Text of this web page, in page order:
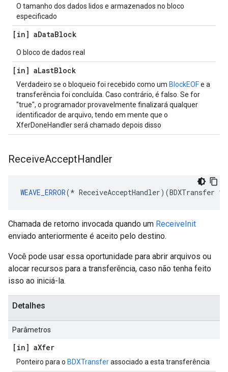
O tamanho dos dados lidos e armazenados no bloco
especificado
[in] aDataBlock
O bloco de dados real
[in] aLastBlock
Verdadeiro se o bloqueio foi recebido como um BlockEOFe a
transferência foi concluída. Caso contrário, é falso. Se for
"true", o programador provavelmente finalizará qualquer
identificador de arquivo, tendo em mente que o
XferDoneHandler será chamado depois disso
ReceiveAcceptHandler
WEAVE_ERROR(* ReceiveAcceptHandler)(BDXTransfer
Chamada de retorno invocada quando um ReceiveInit
enviado anteriormente é aceito pelo destino.
Você pode usar essa oportunidade para abrir arquivos ou
alocar recursos para a transferência, caso não tenha feito
isso ao iniciá-la.
Detalhes
Parâmetros
[in] aXfer
Ponteiro para o BDXTransferassociado a esta transferência